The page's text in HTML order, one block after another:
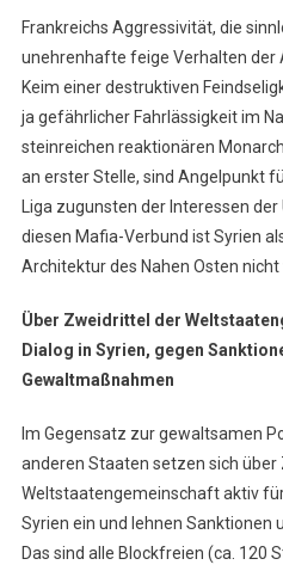
Frankreichs Aggressivität, die
unehrenhafte feige Verhalten der
Keim einer destruktiven
ja gefährlicher Fahrlässigkeit im
steinreichen reaktionären
an erster Stelle, sind Angelpunkt
Liga zugunsten der Interessen
diesen Mafia-Verbund ist Syrien
Architektur des Nahen Osten nicht
Über Zweidrittel der
Dialog in Syrien, gegen
Gewaltmaßnahmen
Im Gegensatz zur gewaltsamen
anderen Staaten setzen sich
Weltstaatengemeinschaft aktiv
Syrien ein und lehnen Sanktionen
Das sind alle Blockfreien (ca. 120